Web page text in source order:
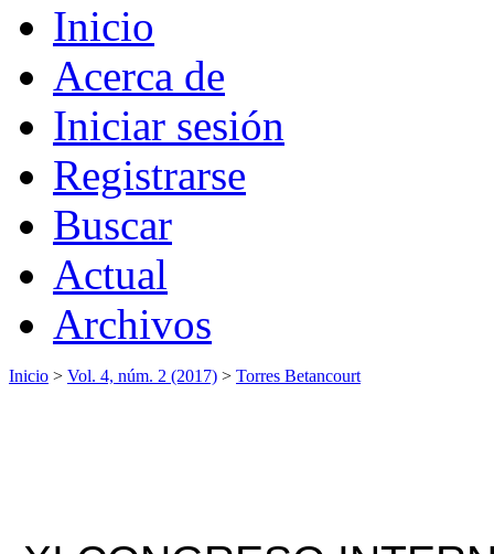
Inicio
Acerca de
Iniciar sesión
Registrarse
Buscar
Actual
Archivos
Inicio > Vol. 4, núm. 2 (2017) > Torres Betancourt